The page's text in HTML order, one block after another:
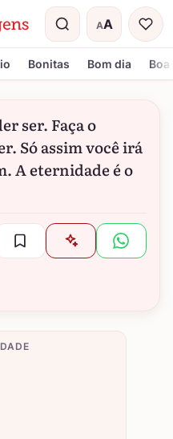
AA
Tamanho do
Bonitas Bom dia
ser. Faça o
Só assim você irá
A eternidade é o